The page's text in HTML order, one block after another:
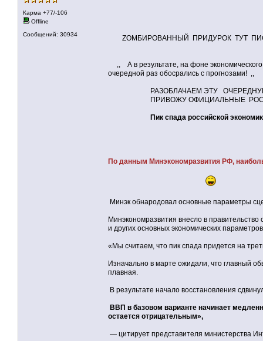
Карма +77/-106
Offline
Сообщений: 30934
ZОМБИРОВАННЫЙ ПРИДУРОК ТУТ
,, А в результате, на фоне экономического
очередной раз обосрались с прогнозами! ,,
РАЗОБЛАЧАЕМ ЭТУ
ПРИВОЖУ ОФИЦИАЛЬНЫЕ
Пик спада российской экономики
По данным Минэкономразвития РФ,
Минэк обнародовал основные параметры
Минэкономразвития внесло в
и других основных экономических
«Мы считаем, что пик спада придется на
Изначально в марте ожидали, что главный
плавная.
В результате начало восстановления
ВВП в базовом варианте начинает
остается отрицательным»,
— цитирует представителя министерства